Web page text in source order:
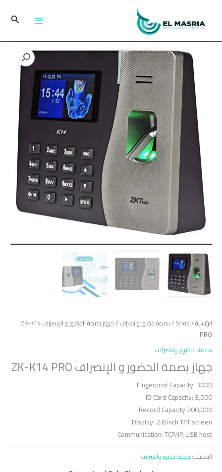
المحتوى
البحث
الرئيسية/
Shop
/بصمة حضور وانصراف
/ جهاز بصمة الحضور و الإنصراف ZK-K14
PRO
بصمة حضور وانصراف
جهاز بصمة الحضور و الإنصراف ZK-K14 PRO
Fingerprint Capacity: 3000.
ID Card Capacity: 3,000
Record Capacity:200,000
Display: 2.8 inch TFT screen
Communication: TCP/IP, USB host
التصنيف: بصمة حضور وانصراف